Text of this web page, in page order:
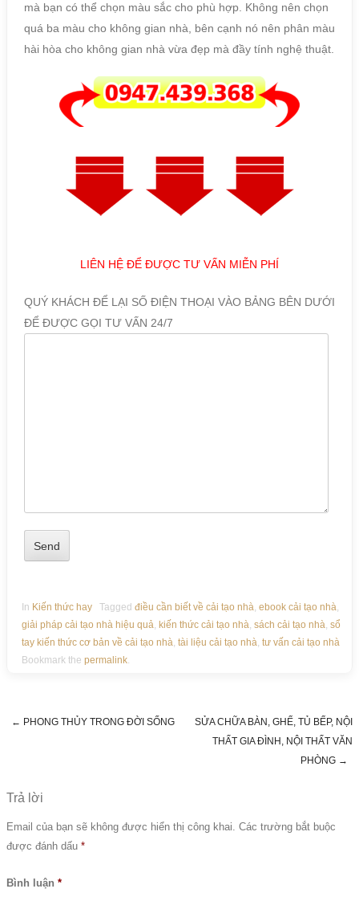
mà bạn có thể chọn màu sắc cho phù hợp. Không nên chọn
quá ba màu cho không gian nhà, bên cạnh nó nên phân màu
hài hòa cho không gian nhà vừa đẹp mà đầy tính nghệ thuật.
LIÊN HỆ ĐỂ ĐƯỢC TƯ VẤN MIỄN PHÍ
QUÝ KHÁCH ĐỂ LẠI SỐ ĐIỆN THOẠI VÀO BẢNG BÊN DƯỚI
ĐỂ ĐƯỢC GỌI TƯ VẤN 24/7
In Kiến thức hay Tagged điều cần biết về cải tạo nhà, ebook cải tạo nhà,
giải pháp cải tạo nhà hiệu quả, kiến thức cải tạo nhà, sách cải tạo nhà, sổ
tay kiến thức cơ bản về cải tạo nhà, tài liệu cải tạo nhà, tư vấn cải tạo nhà
Bookmark the permalink.
← PHONG THỦY TRONG ĐỜI SỐNG
SỬA CHỮA BÀN, GHẾ, TỦ BẾP, NỘI
THẤT GIA ĐÌNH, NỘI THẤT VĂN
PHÒNG →
Trả lời
Email của bạn sẽ không được hiển thị công khai. Các trường bắt buộc
được đánh dấu *
Bình luận *